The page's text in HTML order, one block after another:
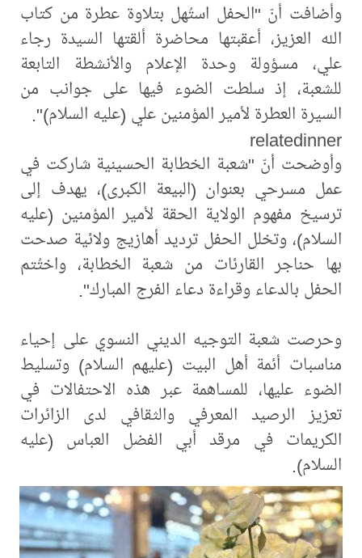
وأضافت أنّ "الحفل استُهل بتلاوة عطرة من كتاب
الله العزيز، أعقبتها محاضرة ألقتها السيدة رجاء
علي، مسؤولة وحدة الإعلام والأنشطة التابعة
للشعبة، إذ سلطت الضوء فيها على جوانب من
السيرة العطرة لأمير المؤمنين علي (عليه السلام)".
relatedinner
وأوضحت أنّ "شعبة الخطابة الحسينية شاركت في
عمل مسرحي بعنوان (البيعة الكبرى)، يهدف إلى
ترسيخ مفهوم الولاية الحقة لأمير المؤمنين (عليه
السلام)، وتخلل الحفل ترديد أهازيج ولائية صدحت
بها حناجر القارئات من شعبة الخطابة، واختُتم
الحفل بالدعاء وقراءة دعاء الفرج المبارك".
وحرصت شعبة التوجيه الديني النسوي على إحياء
مناسبات أئمة أهل البيت (عليهم السلام) وتسليط
الضوء عليها، للمساهمة عبر هذه الاحتفالات في
تعزيز الرصيد المعرفي والثقافي لدى الزائرات
الكريمات في مرقد أبي الفضل العباس (عليه
السلام).